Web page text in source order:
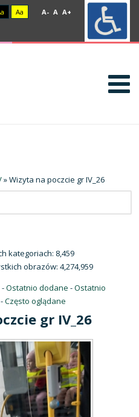
Aa A- A A+
» Wizyta na poczcie gr IV_26
kategoriach: 8,459
obrazów: 4,274,959
-Ostatnio dodane -Ostatnio
-Często oglądane
gr IV_26